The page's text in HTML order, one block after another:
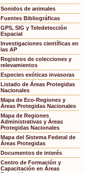
Sonidos de animales
Fuentes Bibliográficas
GPS, SIG y Teledetección
Espacial
Investigaciones científicas en
las AP
Registros de colecciones y
relevamientos
Especies exóticas invasoras
Listado de Áreas Protegidas
Nacionales
Mapa de Eco-Regiones y
Áreas Protegidas Nacionales
Mapa de Regiones
Administrativas y Áreas
Protegidas Nacionales
Mapa del Sistema Federal de
Áreas Protegidas
Documentos de interés
Centro de Formación y
Capacitación en Áreas